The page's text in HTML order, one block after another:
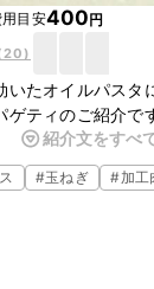
目安400円
20)
いたオイルパスタ
ゲティのご紹介で
ラダなどの生食だ
ください。
紹介文をすべ
#玉ねぎ #加工